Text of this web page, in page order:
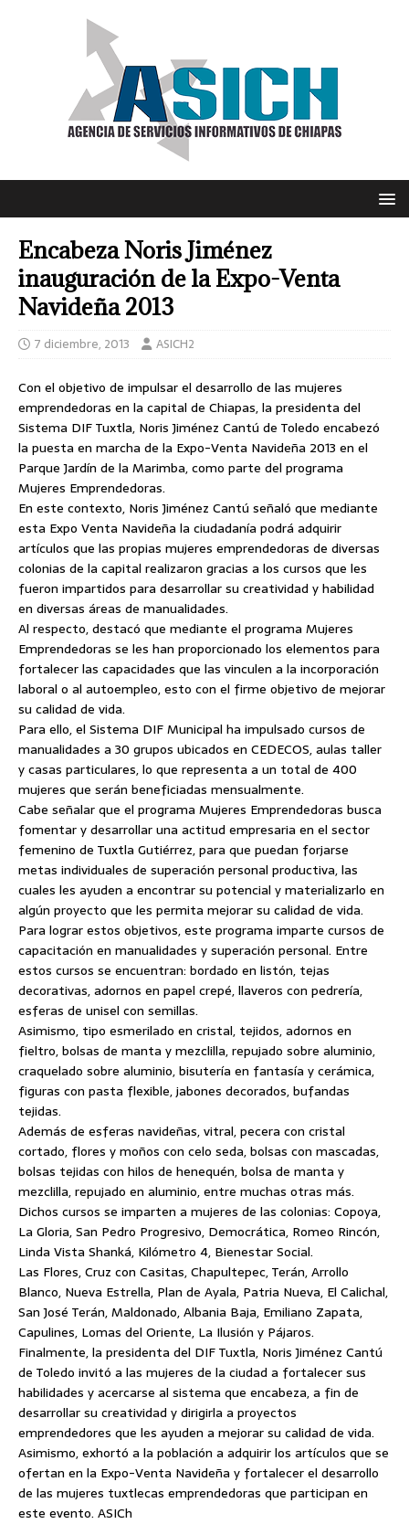
Encabeza Noris Jiménez
inauguración de la Expo-Venta
Navideña 2013
7 diciembre, 2013 ASICH2
Con el objetivo de impulsar el desarrollo de las mujeres
emprendedoras en la capital de Chiapas, la presidenta del
Sistema DIF Tuxtla, Noris Jiménez Cantú de Toledo encabezó
la puesta en marcha de la Expo-Venta Navideña 2013 en el
Parque Jardín de la Marimba, como parte del programa
Mujeres Emprendedoras.
En este contexto, Noris Jiménez Cantú señaló que mediante
esta Expo Venta Navideña la ciudadanía podrá adquirir
artículos que las propias mujeres emprendedoras de diversas
colonias de la capital realizaron gracias a los cursos que les
fueron impartidos para desarrollar su creatividad y habilidad
en diversas áreas de manualidades.
Al respecto, destacó que mediante el programa Mujeres
Emprendedoras se les han proporcionado los elementos para
fortalecer las capacidades que las vinculen a la incorporación
laboral o al autoempleo, esto con el firme objetivo de mejorar
su calidad de vida.
Para ello, el Sistema DIF Municipal ha impulsado cursos de
manualidades a 30 grupos ubicados en CEDECOS, aulas taller
y casas particulares, lo que representa a un total de 400
mujeres que serán beneficiadas mensualmente.
Cabe señalar que el programa Mujeres Emprendedoras busca
fomentar y desarrollar una actitud empresaria en el sector
femenino de Tuxtla Gutiérrez, para que puedan forjarse
metas individuales de superación personal productiva, las
cuales les ayuden a encontrar su potencial y materializarlo en
algún proyecto que les permita mejorar su calidad de vida.
Para lograr estos objetivos, este programa imparte cursos de
capacitación en manualidades y superación personal. Entre
estos cursos se encuentran: bordado en listón, tejas
decorativas, adornos en papel crepé, llaveros con pedrería,
esferas de unisel con semillas.
Asimismo, tipo esmerilado en cristal, tejidos, adornos en
fieltro, bolsas de manta y mezclilla, repujado sobre aluminio,
craquelado sobre aluminio, bisutería en fantasía y cerámica,
figuras con pasta flexible, jabones decorados, bufandas
tejidas.
Además de esferas navideñas, vitral, pecera con cristal
cortado, flores y moños con celo seda, bolsas con mascadas,
bolsas tejidas con hilos de henequén, bolsa de manta y
mezclilla, repujado en aluminio, entre muchas otras más.
Dichos cursos se imparten a mujeres de las colonias: Copoya,
La Gloria, San Pedro Progresivo, Democrática, Romeo Rincón,
Linda Vista Shanká, Kilómetro 4, Bienestar Social.
Las Flores, Cruz con Casitas, Chapultepec, Terán, Arrollo
Blanco, Nueva Estrella, Plan de Ayala, Patria Nueva, El Calichal,
San José Terán, Maldonado, Albania Baja, Emiliano Zapata,
Capulines, Lomas del Oriente, La Ilusión y Pájaros.
Finalmente, la presidenta del DIF Tuxtla, Noris Jiménez Cantú
de Toledo invitó a las mujeres de la ciudad a fortalecer sus
habilidades y acercarse al sistema que encabeza, a fin de
desarrollar su creatividad y dirigirla a proyectos
emprendedores que les ayuden a mejorar su calidad de vida.
Asimismo, exhortó a la población a adquirir los artículos que se
ofertan en la Expo-Venta Navideña y fortalecer el desarrollo
de las mujeres tuxtlecas emprendedoras que participan en
este evento. ASICh